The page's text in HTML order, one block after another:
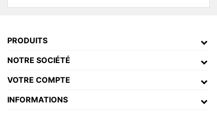
PRODUITS
NOTRE SOCIÉTÉ
VOTRE COMPTE
INFORMATIONS